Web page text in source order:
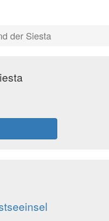
der Siesta